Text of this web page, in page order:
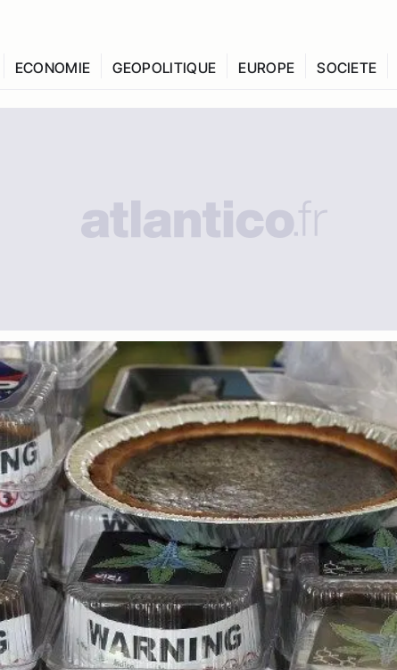
ECONOMIE GEOPOLITIQUE EUROPE SOCIETE